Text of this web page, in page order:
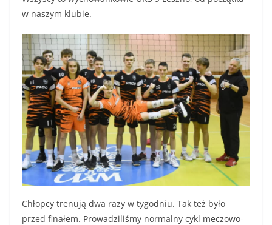
w naszym klubie.
Chłopcy trenują dwa razy w tygodniu. Tak też było
przed finałem. Prowadziliśmy normalny cykl meczowo-